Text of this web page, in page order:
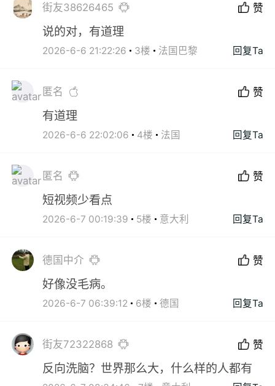
街友38626465 赞
说的对，有道理
2026-6-6 21:22:26 3楼 法国巴黎 回复Ta
匿名 赞
有道理
2026-6-6 22:02:06 4楼 法国 回复Ta
匿名 赞
短视频少看点
2026-6-7 00:19:39 5楼 意大利 回复Ta
德国中介 赞
好像没毛病。
2026-6-7 06:39:12 6楼 德国 回复Ta
街友72322868 赞
反向洗脑？世界那么大，什么样的人都有